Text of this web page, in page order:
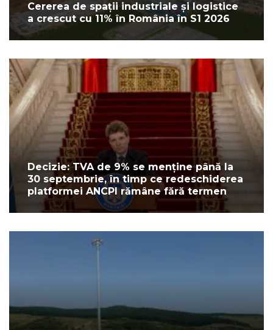
Cererea de spații industriale și logistice
a crescut cu 11% în România în S1 2026
Decizie: TVA de 9% se menține până la
30 septembrie, în timp ce redeschiderea
platformei ANCPI rămâne fără termen